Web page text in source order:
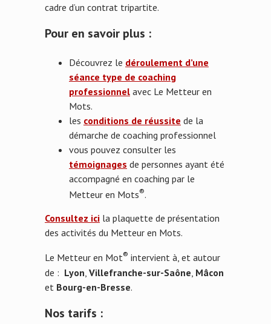
cadre d’un contrat tripartite.
Pour en savoir plus :
Découvrez le déroulement d’une
séance type de coaching
professionnel avec Le Metteur en
Mots.
les conditions de réussite de la
démarche de coaching professionnel
vous pouvez consulter les
témoignages de personnes ayant été
accompagné en coaching par le
Metteur en Mots®.
Consultez ici la plaquette de présentation
des activités du Metteur en Mots.
Le Metteur en Mot® intervient à, et autour
de : Lyon Villefranche-sur-Saône Mâcon
et Bourg-en-Bresse.
Nos tarifs :